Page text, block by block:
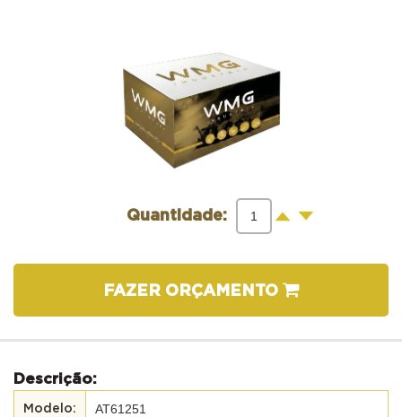
Quantidade: + -
FAZER ORÇAMENTO
Descrição:
AT61251